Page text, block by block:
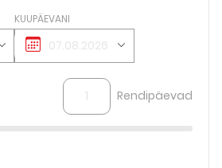
KUUPÄEVANI
Rendipäevad